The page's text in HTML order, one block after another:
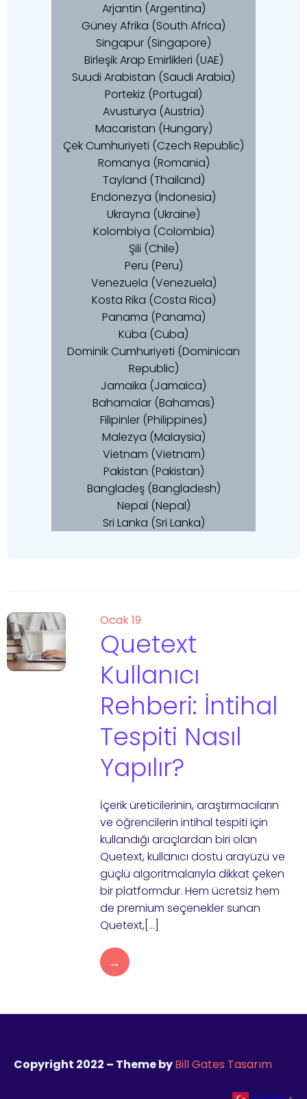
Arjantin (Argentina)
Güney Afrika (South Africa)
Singapur (Singapore)
Birleşik Arap Emirlikleri (UAE)
Suudi Arabistan (Saudi Arabia)
Portekiz (Portugal)
Avusturya (Austria)
Macaristan (Hungary)
Çek Cumhuriyeti (Czech Republic)
Romanya (Romania)
Tayland (Thailand)
Endonezya (Indonesia)
Ukrayna (Ukraine)
Kolombiya (Colombia)
Şili (Chile)
Peru (Peru)
Venezuela (Venezuela)
Kosta Rika (Costa Rica)
Panama (Panama)
Küba (Cuba)
Dominik Cumhuriyeti (Dominican
Republic)
Jamaika (Jamaica)
Bahamalar (Bahamas)
Filipinler (Philippines)
Malezya (Malaysia)
Vietnam (Vietnam)
Pakistan (Pakistan)
Bangladeş (Bangladesh)
Nepal (Nepal)
Sri Lanka (Sri Lanka)
Ocak 19
Quetext
Kullanıcı
Rehberi: İntihal
Tespiti Nasıl
Yapılır?
İçerik üreticilerinin, araştırmacıların
ve öğrencilerin intihal tespiti için
kullandığı araçlardan biri olan
Quetext, kullanıcı dostu arayüzü ve
güçlü algoritmalarıyla dikkat çeken
bir platformdur. Hem ücretsiz hem
de premium seçenekler sunan
Quetext,[…]
→
Copyright 2022 – Theme byBill Gates Tasarım